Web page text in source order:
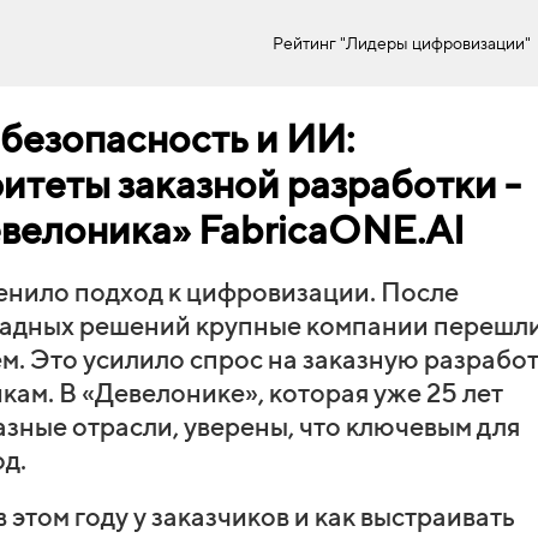
Рейтинг "Лидеры цифровизации"
и ИИ:
заказной разработки -
FabricaONE.AI
подход к цифровизации. После
решений крупные компании
Это усилило спрос на заказную
В «Девелонике», которая уже 25 лет
отрасли, уверены, что ключевым для
году у заказчиков и как выстраивать